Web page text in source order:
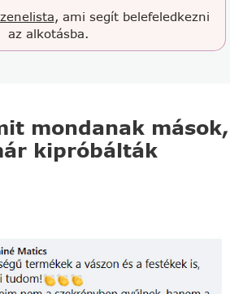
, ami segít belefeledkezni
az alkotásba.
mondanak mások,
kipróbálták